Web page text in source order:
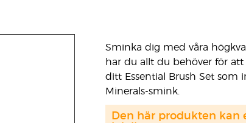
Sminka dig med våra
har du allt du behöver för
ditt Essential Brush Set som
Minerals-smink.
Den här produkten kan